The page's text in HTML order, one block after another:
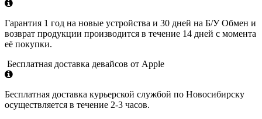
Гарантия 1 год на новые устройства и 30 дней на Б/У Обмен и
возврат продукции производится в течение 14 дней с момента
её покупки.
Бесплатная доставка девайсов от Apple
Бесплатная доставка курьерской службой по Новосибирску
осуществляется в течение 2-3 часов.